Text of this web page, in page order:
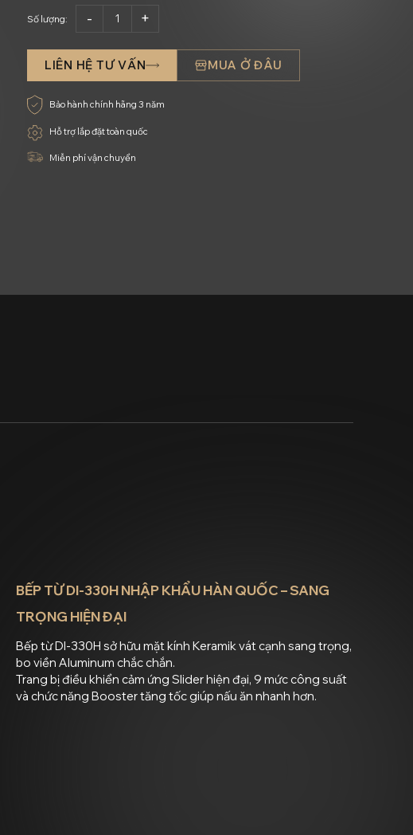
Số lượng:
LIÊN HỆ TƯ VẤN MUA Ở ĐÂU
Bảo hành chính hãng 3 năm
Hỗ trợ lắp đặt toàn quốc
Miễn phí vận chuyển
BẾP TỪ DI-330H NHẬP KHẨU HÀN QUỐC – SANG
TRỌNG HIỆN ĐẠI
Bếp từ DI-330H sở hữu mặt kính Keramik vát cạnh sang trọng,
bo viền Aluminum chắc chắn.
Trang bị điều khiển cảm ứng Slider hiện đại, 9 mức công suất
và chức năng Booster tăng tốc giúp nấu ăn nhanh hơn.